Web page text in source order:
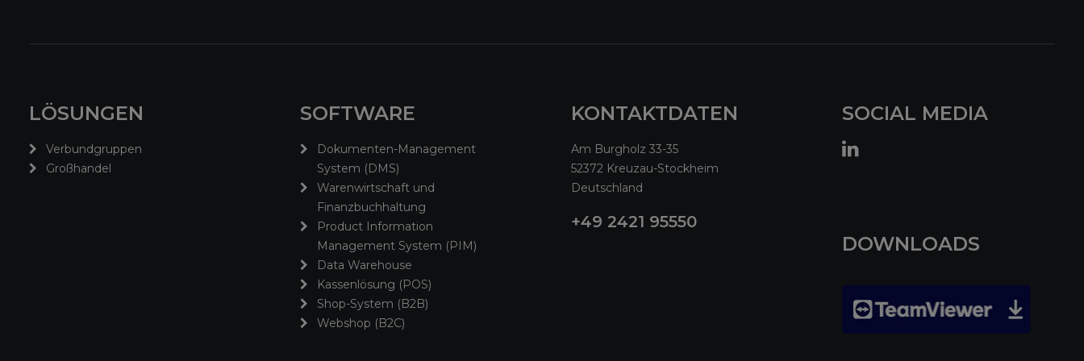
LÖSUNGEN
Verbundgruppen
Großhandel
SOFTWARE
Dokumenten-Management
System (DMS)
Warenwirtschaft und
Finanzbuchhaltung
Product Information
Management System (PIM)
Data Warehouse
Kassenlösung (POS)
Shop-System (B2B)
Webshop (B2C)
KONTAKTDATEN
Am Burgholz 33-35
52372 Kreuzau-Stockheim
Deutschland
+49 2421 95550
SOCIAL MEDIA
DOWNLOADS